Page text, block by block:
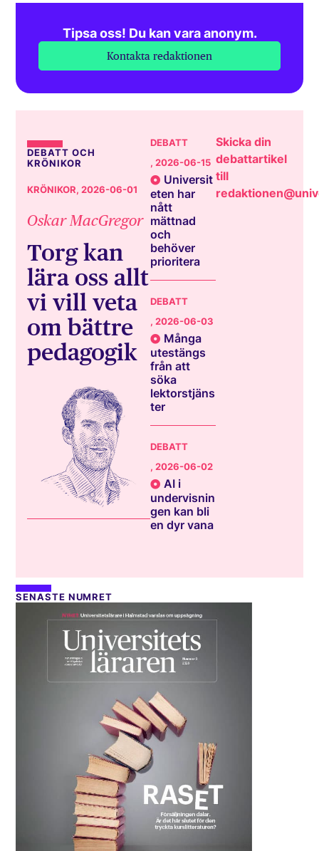
Tipsa oss! Du kan vara anonym.
Kontakta redaktionen
DEBATT OCH
KRÖNIKOR
KRÖNIKOR, 2026-06-01
Oskar MacGregor
Torg kan
lära oss allt
vi vill veta
om bättre
pedagogik
DEBATT
, 2026-06-15
Universit
eten har
nått
mättnad
och
behöver
prioritera
DEBATT
, 2026-06-03
Många
utestängs
från att
söka
lektorstjäns
ter
DEBATT
, 2026-06-02
AI i
undervisnin
gen kan bli
en dyr vana
Skicka din
debattartikel
till
SENASTE NUMRET